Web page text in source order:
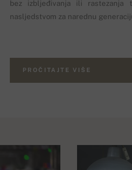
bez izbljeđivanja ili rastezanja
nasljedstvom za narednu
PROČITAJTE VIŠE